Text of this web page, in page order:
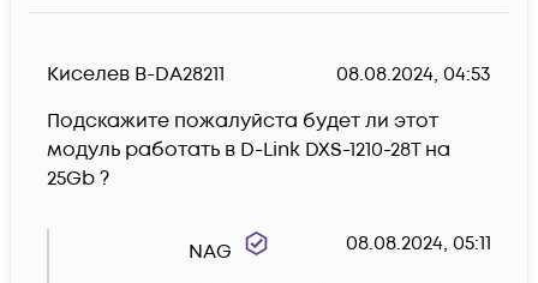
Киселев В-DA28211
08.08.2024, 04:53
Подскажите пожалуйста будет ли этот
модуль работать в D-Link DXS-1210-28T на
25Gb ?
NAG 08.08.2024, 05:11